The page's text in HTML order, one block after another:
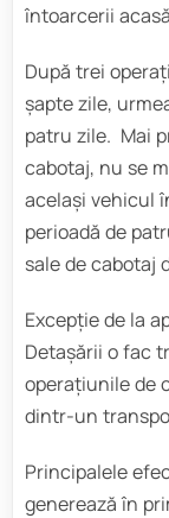
întoarcerii
După trei
șapte zile,
patru zile. Mai
cabotaj, nu se
același vehicul
perioadă de
sale de cabotaj
Excepție de la
Detașării o fac
operațiunile de
dintr-un
Principalele
generează în